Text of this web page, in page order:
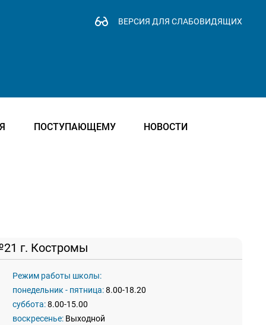
ВЕРСИЯ ДЛЯ СЛАБОВИДЯЩИХ
ПОСТУПАЮЩЕМУ НОВОСТИ
г. Костромы
Режим работы школы:
понедельник - пятница:8.00-18.20
суббота:8.00-15.00
воскресенье: Выходной